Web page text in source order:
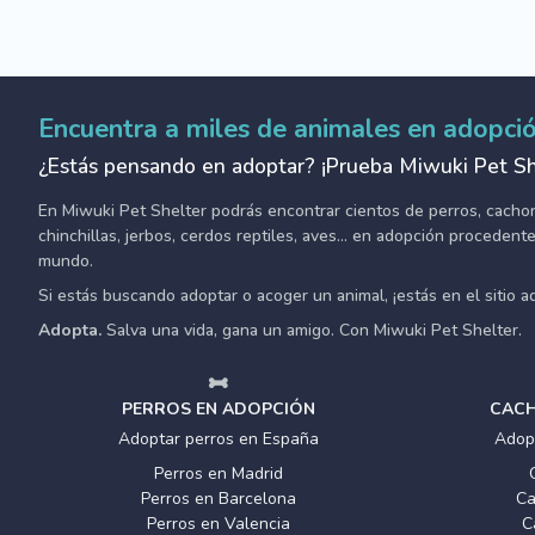
Encuentra a miles de animales en
¿Estás pensando en adoptar? ¡Prueba Miwuki Pet
En Miwuki Pet Shelter podrás encontrar cientos de perros,
chinchillas, jerbos, cerdos reptiles, aves... en adopción
mundo.
Si estás buscando adoptar o acoger un animal, ¡estás en el sitio
Adopta. Salva una vida, gana un amigo. Con Miwuki Pet Shelter.
PERROS EN ADOPCIÓN
Adoptar perros en España
Perros en Madrid
Perros en Barcelona
Perros en Valencia